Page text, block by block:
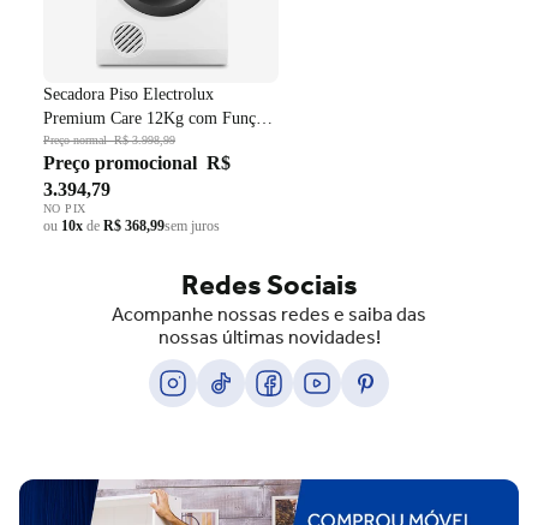
Secadora Piso Electrolux
Premium Care 12Kg com Função
AutoSense SFP12 Branco 220V
Preço normalR$ 3.998,99
Preço promocional R$
3.394,79
NO PIX
ou 10x de R$ 368,99sem juros
Redes Sociais
Acompanhe nossas redes e saiba das
nossas últimas novidades!